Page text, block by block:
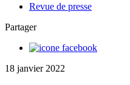
Revue de presse
Partager
18 janvier 2022